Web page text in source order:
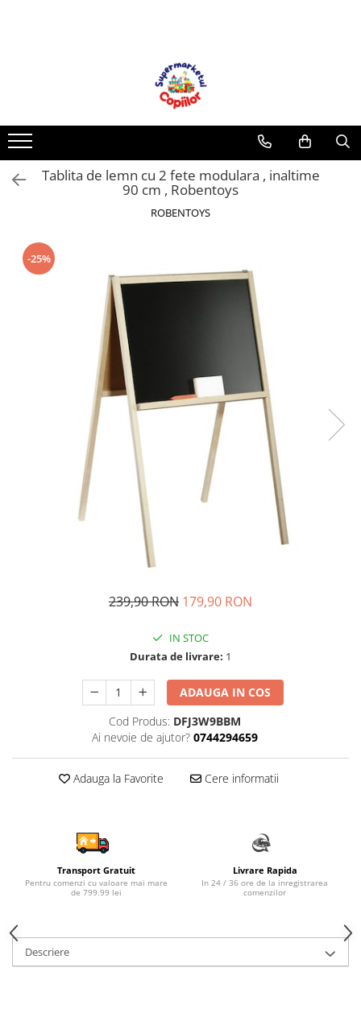
Accesorii pentru petrecere
Baloane
Mobila gradina & terasa
Carti pentru copii
Activitati extracurriculare
Povesti pentru copii
Carti de Povesti pentru Copii
Rechizite si papetarie pentru copii
Creioane colorate si carioci
Ghiozdane si genti
Harti de perete si globuri
Librarie online
Manuale si auxiliare scolare
Birotica & Papetarie
Aspiratoare nazale si accesorii
Creme si lotiuni de corp copii
Olite si reductoare WC
Sampon si balsam copii
Sapun & Gel de dus copii
Ulei de corp copii
Arme de jucarie
Ateliere si bancuri de lucru
Bucatarii copii
Casute de papusi si mobilier
Cuburi si caramizi
Tablita de lemn cu 2 fete modulara , inaltime
90 cm , Robentoys
ROBENTOYS
-25%
239,90 RON 179,90 RON
IN STOC
Durata de livrare: 1
ADAUGA IN COS
Cod Produs: DFJ3W9BBM
Ai nevoie de ajutor? 0744294659
Adauga la Favorite Cere informatii
Transport Gratuit
Pentru comenzi cu valoare mai mare
de 799.99 lei
Livrare Rapida
In 24 / 36 ore de la inregistrarea
comenzilor
Descriere